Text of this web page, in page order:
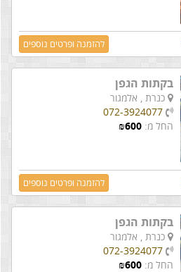
להזמנה ופרטים נוספים
בקתות הגפן
כנרת , אלמגור
072-3924077
החל מ:
₪600
להזמנה ופרטים נוספים
בקתות הגפן
כנרת , אלמגור
072-3924077
החל מ:
₪600